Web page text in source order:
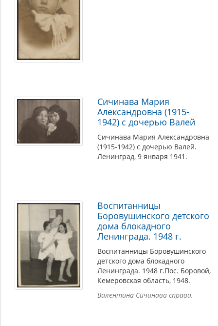
Сичинава Мария
Александровна (1915-
1942) с дочерью Валей
Сичинава Мария Александровна
(1915-1942) с дочерью Валей.
Ленинград, 9 января 1941.
Воспитанницы
Боровушинского детского
дома блокадного
Ленинграда. 1948 г.
Воспитанницы Боровушинского
детского дома блокадного
Ленинграда. 1948 г.Пос. Боровой,
Кемеровская область, 1948.
Валентина Сичинава справа.